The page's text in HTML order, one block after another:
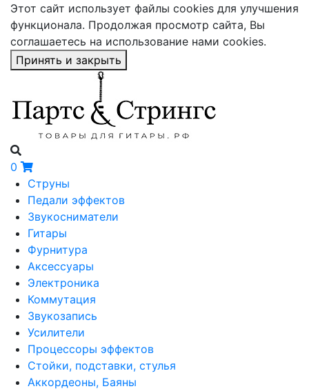
Этот сайт использует файлы cookies для улучшения
функционала. Продолжая просмотр сайта, Вы
соглашаетесь на использование нами cookies.
Принять и закрыть
0
Струны
Педали эффектов
Звукосниматели
Гитары
Фурнитура
Аксессуары
Электроника
Коммутация
Звукозапись
Усилители
Процессоры эффектов
Стойки, подставки, стулья
Аккордеоны, Баяны